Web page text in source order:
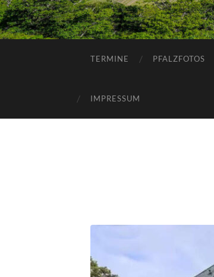
TERMINE PFALZFOTOS
IMPRESSUM